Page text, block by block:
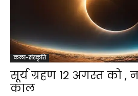
कला-संस्कृति
सूर्य ग्रहण 12 अगस्त को
काल